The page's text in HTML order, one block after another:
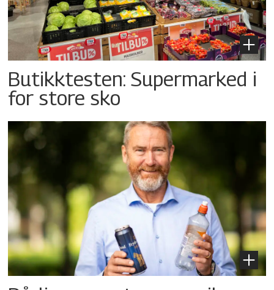
Butikktesten: Supermarked i
for store sko